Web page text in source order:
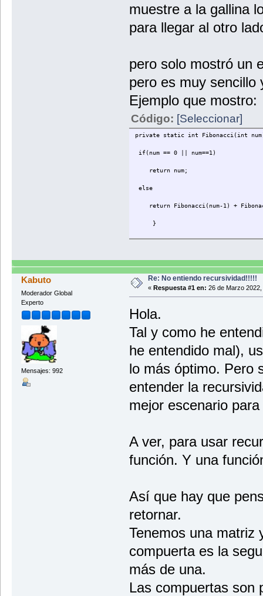
muestre a la gallina
para llegar al otro
pero solo mostró un
pero es muy sencillo
Ejemplo que mostro:
Código: [Seleccionar]
private static int Fibonacci(int
if(num == 0 || num==1)
return num;
else
return Fibonacci(num-1) +
}
Kabuto
Moderador Global
Experto
Mensajes: 992
Re: No entiendo recursividad!!!!!
« Respuesta #1 en: 26 de Marzo
Hola.
Tal y como he
he entendido mal),
lo más óptimo. Pero
entender la
mejor escenario
A ver, para usar
función. Y una
Así que hay que
retornar.
Tenemos una matriz
compuerta es la
más de una.
Las compuertas son